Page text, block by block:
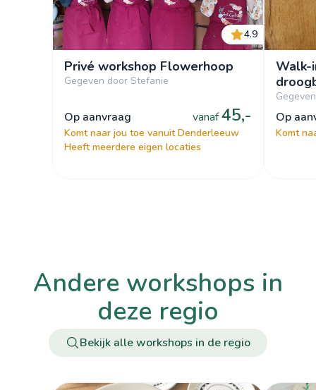
4.9
Privé workshop Flowerhoop
Gegeven door Stefanie
op aanvraag vanaf45,-
Komt naar jou toe vanuit Denderleeuw
Heeft meerdere eigen locaties
Walk-
op
Komt
andere workshops in
deze regio
Bekijk alle workshops in de regio